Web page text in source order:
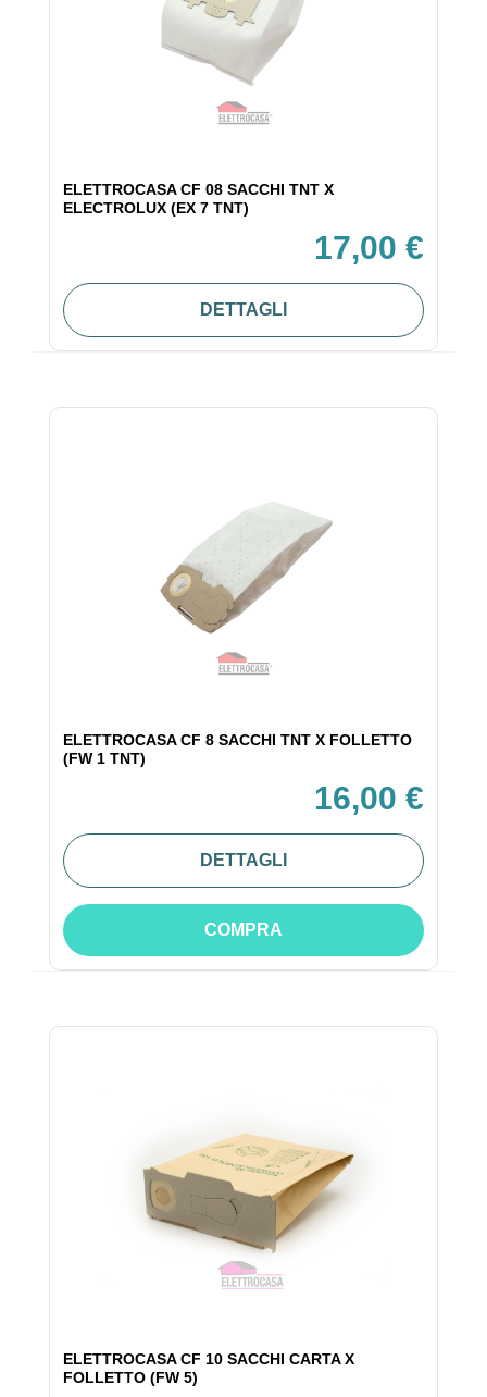
ELETTROCASA CF 08 SACCHI TNT X
ELECTROLUX (EX 7 TNT)
17,00 €
DETTAGLI
ELETTROCASA CF 8 SACCHI TNT X FOLLETTO
(FW 1 TNT)
16,00 €
DETTAGLI
COMPRA
ELETTROCASA CF 10 SACCHI CARTA X
FOLLETTO (FW 5)